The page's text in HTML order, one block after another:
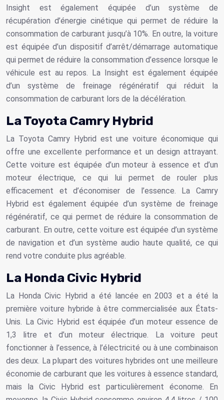
Insight est également équipée d’un système de
récupération d’énergie cinétique qui permet de réduire la
consommation de carburant jusqu’à 10%. En outre, la voiture
est équipée d’un dispositif d’arrêt/démarrage automatique
qui permet de réduire la consommation d’essence lorsque le
véhicule est au repos. La Insight est également équipée
d’un système de freinage régénératif qui réduit la
consommation de carburant lors de la décélération.
La Toyota Camry Hybrid
La Toyota Camry Hybrid est une voiture économique qui
offre une excellente performance et un design attrayant.
Cette voiture est équipée d’un moteur à essence et d’un
moteur électrique, ce qui lui permet de rouler plus
efficacement et d’économiser de l’essence. La Camry
Hybrid est également équipée d’un système de freinage
régénératif, ce qui permet de réduire la consommation de
carburant. En outre, cette voiture est équipée d’un système
de navigation et d’un système audio haute qualité, ce qui
rend votre conduite plus agréable.
La Honda Civic Hybrid
La Honda Civic Hybrid a été lancée en 2003 et a été la
première voiture hybride à être commercialisée aux États-
Unis. La Civic Hybrid est équipée d’un moteur essence de
1,3 litre et d’un moteur électrique. La voiture peut
fonctionner à l’essence, à l’électricité ou à une combinaison
des deux. La plupart des voitures hybrides ont une meilleure
économie de carburant que les voitures à essence standard,
mais la Civic Hybrid est particulièrement économe. En